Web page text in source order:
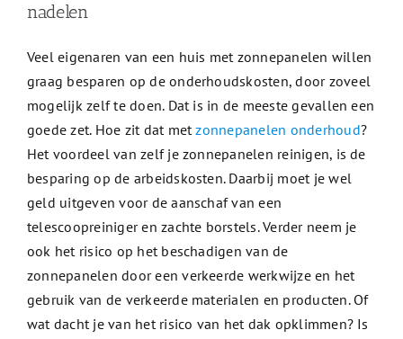
nadelen
Veel eigenaren van een huis met zonnepanelen willen
graag besparen op de onderhoudskosten, door zoveel
mogelijk zelf te doen. Dat is in de meeste gevallen een
goede zet. Hoe zit dat metzonnepanelen onderhoud?
Het voordeel van zelf je zonnepanelen reinigen, is de
besparing op de arbeidskosten. Daarbij moet je wel
geld uitgeven voor de aanschaf van een
telescoopreiniger en zachte borstels. Verder neem je
ook het risico op het beschadigen van de
zonnepanelen door een verkeerde werkwijze en het
gebruik van de verkeerde materialen en producten. Of
wat dacht je van het risico van het dak opklimmen? Is